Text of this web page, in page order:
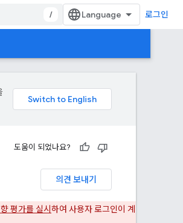
/ 로그인
도움이 되었나요?
의견 보내기
평가를 실시 하여 사용자 로그인이 계